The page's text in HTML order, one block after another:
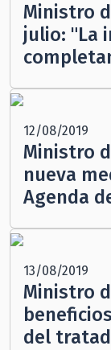
Ministro
julio: "La
12/08/2019
Ministro
nueva
Agenda
13/08/2019
Ministro
del